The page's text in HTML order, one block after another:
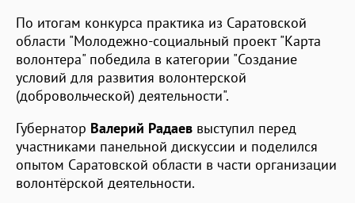
По итогам конкурса практика из Саратовской
области "Молодежно-социальный проект "Карта
волонтера" победила в категории "Создание
условий для развития волонтерской
(добровольческой) деятельности".
Губернатор Валерий Радаев выступил перед
участниками панельной дискуссии и поделился
опытом Саратовской области в части организации
волонтёрской деятельности.